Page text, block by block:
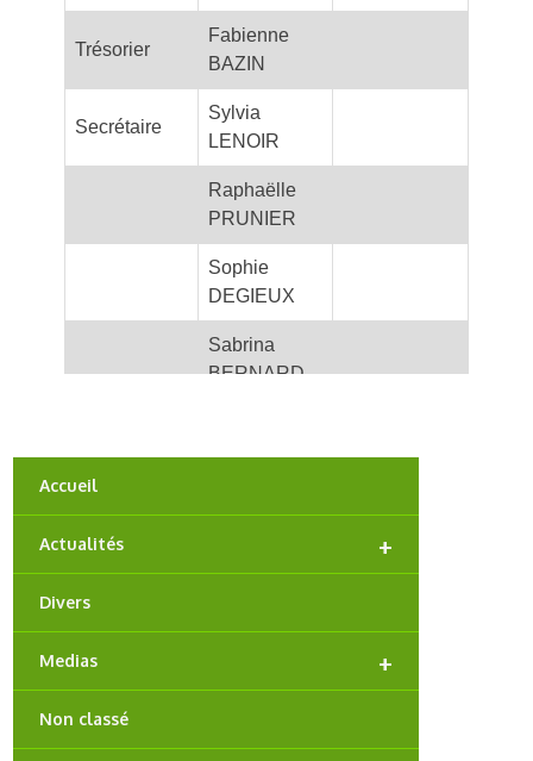
Trésorier
Fabienne
BAZIN
Secrétaire
Sylvia
LENOIR
Raphaëlle
PRUNIER
Sophie
DEGIEUX
Sabrina
BERNARD
Jeunes
Accueil
+
Actualités
Divers
+
Medias
Non classé